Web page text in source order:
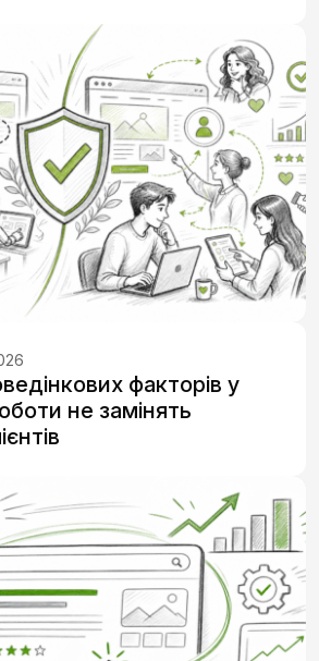
факторів у
не замінять